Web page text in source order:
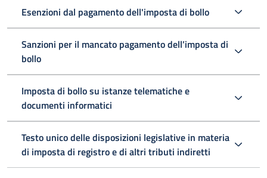
Esenzioni dal pagamento dell'imposta di bollo
Sanzioni per il mancato pagamento dell’imposta di
bollo
Imposta di bollo su istanze telematiche e
documenti informatici
Testo unico delle disposizioni legislative in materia
di imposta di registro e di altri tributi indiretti